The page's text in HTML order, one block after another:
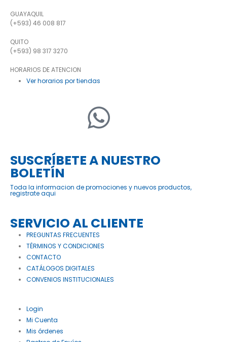
GUAYAQUIL
(+593) 46 008 817
QUITO
(+593) 98 317 3270
HORARIOS DE ATENCION
Ver horarios por tiendas
SUSCRÍBETE A NUESTRO
BOLETÍN
Toda la informacion de promociones y nuevos productos,
registrate aqui
SERVICIO AL CLIENTE
PREGUNTAS FRECUENTES
TÉRMINOS Y CONDICIONES
CONTACTO
CATÁLOGOS DIGITALES
CONVENIOS INSTITUCIONALES
Login
Mi Cuenta
Mis órdenes